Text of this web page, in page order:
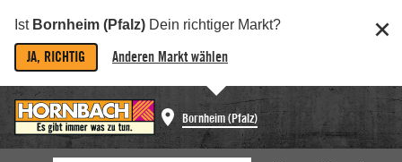
Ist Bornheim (Pfalz) Dein richtiger Markt?
JA, RICHTIG Anderen Markt wählen
Bornheim (Pfalz)